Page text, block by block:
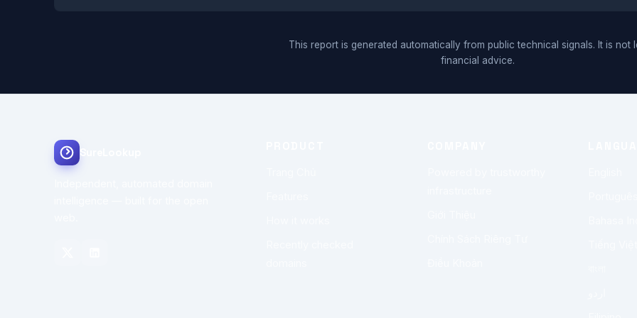
This report is generated automatically from public technical signals. It is not
financial advice.
SureLookup